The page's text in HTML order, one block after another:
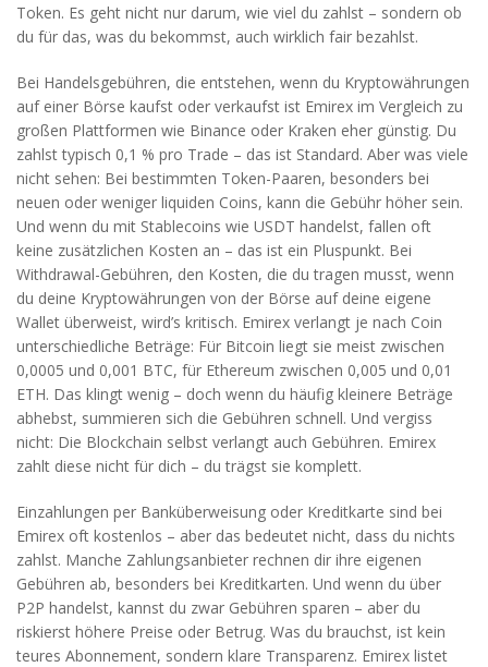
Token. Es geht nicht nur darum, wie viel du zahlst – sondern ob
du für das, was du bekommst, auch wirklich fair bezahlst.
Bei Handelsgebühren, die entstehen, wenn du Kryptowährungen
auf einer Börse kaufst oder verkaufst ist Emirex im Vergleich zu
großen Plattformen wie Binance oder Kraken eher günstig. Du
zahlst typisch 0,1 % pro Trade – das ist Standard. Aber was viele
nicht sehen: Bei bestimmten Token-Paaren, besonders bei
neuen oder weniger liquiden Coins, kann die Gebühr höher sein.
Und wenn du mit Stablecoins wie USDT handelst, fallen oft
keine zusätzlichen Kosten an – das ist ein Pluspunkt. Bei
Withdrawal-Gebühren, den Kosten, die du tragen musst, wenn
du deine Kryptowährungen von der Börse auf deine eigene
Wallet überweist, wird’s kritisch. Emirex verlangt je nach Coin
unterschiedliche Beträge: Für Bitcoin liegt sie meist zwischen
0,0005 und 0,001 BTC, für Ethereum zwischen 0,005 und 0,01
ETH. Das klingt wenig – doch wenn du häufig kleinere Beträge
abhebst, summieren sich die Gebühren schnell. Und vergiss
nicht: Die Blockchain selbst verlangt auch Gebühren. Emirex
zahlt diese nicht für dich – du trägst sie komplett.
Einzahlungen per Banküberweisung oder Kreditkarte sind bei
Emirex oft kostenlos – aber das bedeutet nicht, dass du nichts
zahlst. Manche Zahlungsanbieter rechnen dir ihre eigenen
Gebühren ab, besonders bei Kreditkarten. Und wenn du über
P2P handelst, kannst du zwar Gebühren sparen – aber du
riskierst höhere Preise oder Betrug. Was du brauchst, ist kein
teures Abonnement, sondern klare Transparenz. Emirex listet